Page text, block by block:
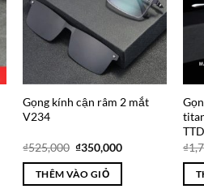
Gọng kính cận râm 2 mắt
V234
₫525,000 Giá
là:
₫525,000.
₫350,000Giá
THÊM VÀO GIỎ
₫